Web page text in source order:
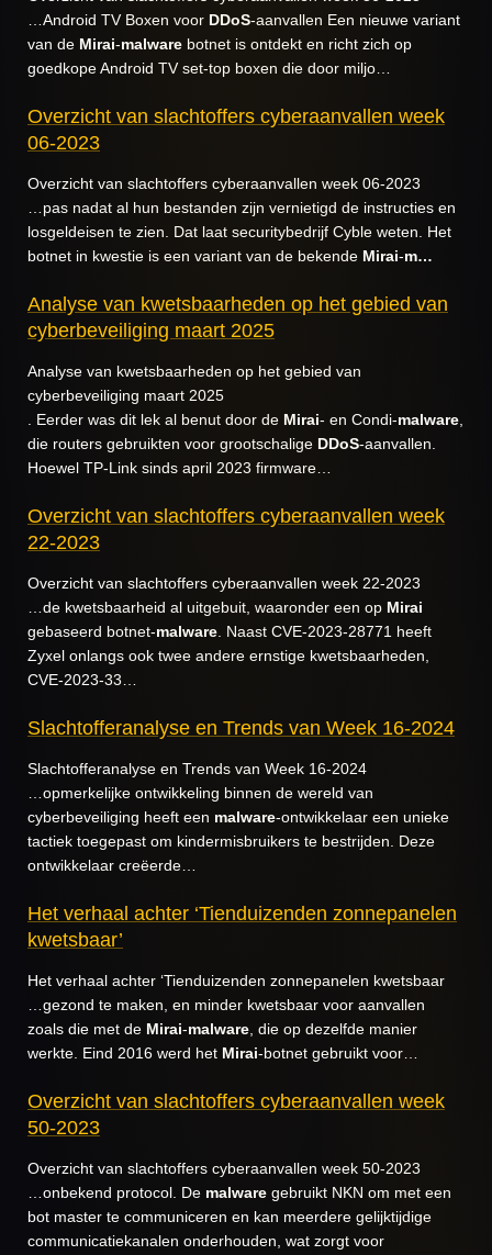
…Android TV Boxen voor DDoS-aanvallen Een nieuwe variant
van de Mirai-malware botnet is ontdekt en richt zich op
goedkope Android TV set-top boxen die door miljo…
Overzicht van slachtoffers cyberaanvallen week
06-2023
Overzicht van slachtoffers cyberaanvallen week 06-2023
…pas nadat al hun bestanden zijn vernietigd de instructies en
losgeldeisen te zien. Dat laat securitybedrijf Cyble weten. Het
botnet in kwestie is een variant van de bekende Mirai-m…
Analyse van kwetsbaarheden op het gebied van
cyberbeveiliging maart 2025
Analyse van kwetsbaarheden op het gebied van
cyberbeveiliging maart 2025
. Eerder was dit lek al benut door de Mirai- en Condi-malware
die routers gebruikten voor grootschalige DDoS-aanvallen.
Hoewel TP-Link sinds april 2023 firmware…
Overzicht van slachtoffers cyberaanvallen week
22-2023
Overzicht van slachtoffers cyberaanvallen week 22-2023
…de kwetsbaarheid al uitgebuit, waaronder een op Mirai
gebaseerd botnet-malware . Naast CVE-2023-28771 heeft
Zyxel onlangs ook twee andere ernstige kwetsbaarheden,
CVE-2023-33…
Slachtofferanalyse en Trends van Week 16-2024
Slachtofferanalyse en Trends van Week 16-2024
…opmerkelijke ontwikkeling binnen de wereld van
cyberbeveiliging heeft een malware-ontwikkelaar een unieke
tactiek toegepast om kindermisbruikers te bestrijden. Deze
ontwikkelaar creëerde…
Het verhaal achter ‘Tienduizenden zonnepanelen
kwetsbaar’
Het verhaal achter ‘Tienduizenden zonnepanelen kwetsbaar
…gezond te maken, en minder kwetsbaar voor aanvallen
zoals die met de Mirai-malware , die op dezelfde manier
werkte. Eind 2016 werd het Mirai-botnet gebruikt voor…
Overzicht van slachtoffers cyberaanvallen week
50-2023
Overzicht van slachtoffers cyberaanvallen week 50-2023
…onbekend protocol. De malware gebruikt NKN om met een
bot master te communiceren en kan meerdere gelijktijdige
communicatiekanalen onderhouden, wat zorgt voor